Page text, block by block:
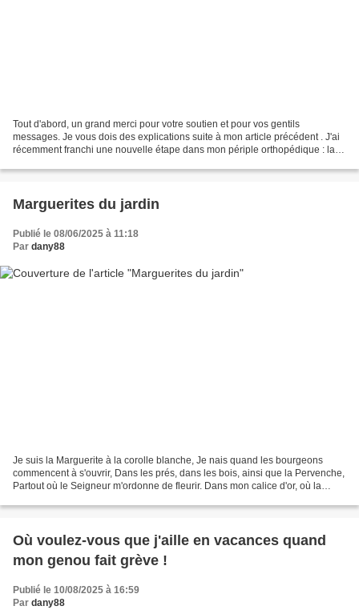
Tout d'abord, un grand merci pour votre soutien et pour vos gentils
messages. Je vous dois des explications suite à mon article précédent . J'ai
récemment franchi une nouvelle étape dans mon périple orthopédique : la
Marguerites du jardin
Publié le 08/06/2025 à 11:18
Par dany88
Je suis la Marguerite à la corolle blanche, Je nais quand les bourgeons
commencent à s'ouvrir, Dans les prés, dans les bois, ainsi que la Pervenche,
Partout où le Seigneur m'ordonne de fleurir. Dans mon calice d'or, où la
Où voulez-vous que j'aille en vacances quand
mon genou fait grève !
Publié le 10/08/2025 à 16:59
Par dany88